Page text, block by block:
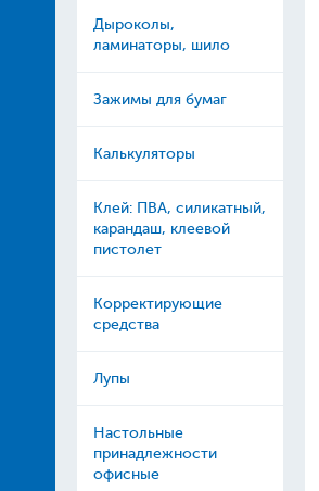
Дыроколы,
ламинаторы, шило
Зажимы для бумаг
Калькуляторы
Клей: ПВА, силикатный,
карандаш, клеевой
пистолет
Корректирующие
средства
Лупы
Настольные
принадлежности
офисные